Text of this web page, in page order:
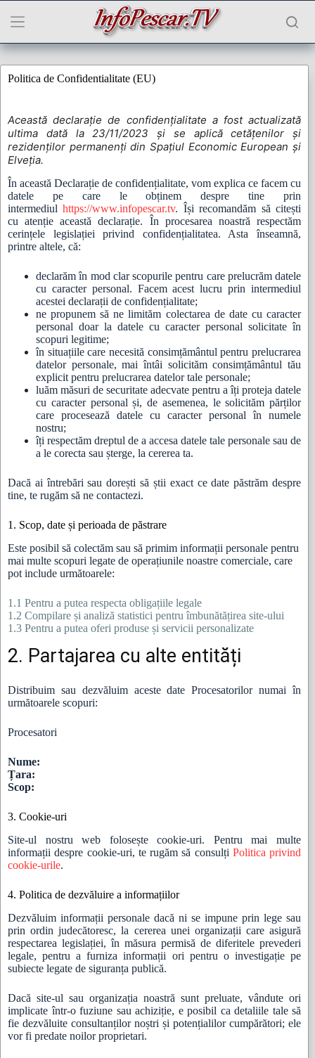
conținut
Politica de Confidentialitate (EU)
Această declarație de confidențialitate a fost actualizată
ultima dată la 23/11/2023 și se aplică cetățenilor și
rezidenților permanenți din Spațiul Economic European și
Elveția.
În această Declarație de confidențialitate, vom explica ce facem cu
datele pe care le obținem despre tine prin
intermediulhttps://www.infopescar.tv. Își recomandăm să citești
cu atenție această declarație. În procesarea noastră respectăm
cerințele legislației privind confidențialitatea. Asta înseamnă,
printre altele, că:
declarăm în mod clar scopurile pentru care prelucrăm datele
cu caracter personal. Facem acest lucru prin intermediul
acestei declarații de confidențialitate;
ne propunem să ne limităm colectarea de date cu caracter
personal doar la datele cu caracter personal solicitate în
scopuri legitime;
în situațiile care necesită consimțământul pentru prelucrarea
datelor personale, mai întâi solicităm consimțământul tău
explicit pentru prelucrarea datelor tale personale;
luăm măsuri de securitate adecvate pentru a îți proteja datele
cu caracter personal și, de asemenea, le solicităm părților
care procesează datele cu caracter personal în numele
nostru;
îți respectăm dreptul de a accesa datele tale personale sau de
a le corecta sau șterge, la cererea ta.
Dacă ai întrebări sau dorești să știi exact ce date păstrăm despre
tine, te rugăm să ne contactezi.
1. Scop, date și perioada de păstrare
Este posibil să colectăm sau să primim informații personale pentru
mai multe scopuri legate de operațiunile noastre comerciale, care
pot include următoarele:
1.1 Pentru a putea respecta obligațiile legale
1.2 Compilare și analiză statistici pentru îmbunătățirea site-ului
1.3 Pentru a putea oferi produse și servicii personalizate
2. Partajarea cu alte entități
Distribuim sau dezvăluim aceste date Procesatorilor numai în
următoarele scopuri:
Procesatori
Nume:
Țara:
Scop:
3. Cookie-uri
Site-ul nostru web folosește cookie-uri. Pentru mai multe
informații despre cookie-uri, te rugăm să consulți Politica privind
cookie-urile.
4. Politica de dezvăluire a informațiilor
Dezvăluim informații personale dacă ni se impune prin lege sau
prin ordin judecătoresc, la cererea unei organizații care asigură
respectarea legislației, în măsura permisă de diferitele prevederi
legale, pentru a furniza informații ori pentru o investigație pe
subiecte legate de siguranța publică.
Dacă site-ul sau organizația noastră sunt preluate, vândute ori
implicate într-o fuziune sau achiziție, e posibil ca detaliile tale să
fie dezvăluite consultanților noștri și potențialilor cumpărători; ele
vor fi predate noilor proprietari.